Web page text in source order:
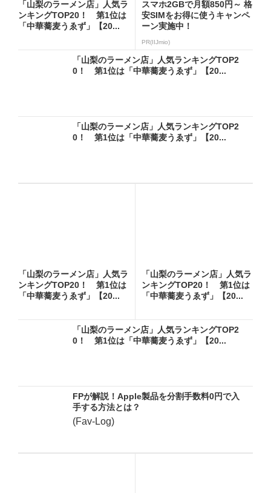
「山梨のラーメン店」人気ラ
ンキングTOP20！ 第1位は
「中華蕎麦うゑず」【20...
スマホ2GBで月額850円～ 格
安SIMをお得に使うキャンペ
ーン実施中！
PR(IIJmio)
「山梨のラーメン店」人気ランキングTOP2
0！ 第1位は「中華蕎麦うゑず」【20...
「山梨のラーメン店」人気ランキングTOP2
0！ 第1位は「中華蕎麦うゑず」【20...
「山梨のラーメン店」人気ラ
ンキングTOP20！ 第1位は
「中華蕎麦うゑず」【20...
「山梨のラーメン店」人気ラ
ンキングTOP20！ 第1位は
「中華蕎麦うゑず」【20...
「山梨のラーメン店」人気ランキングTOP2
0！ 第1位は「中華蕎麦うゑず」【20...
FPが解説！Apple製品を分割手数料0円で入
手する方法とは？
(Fav-Log)